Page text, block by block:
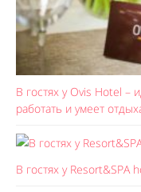
В гостях у Ovis Hotel –
работать и умеет
В гостях у Resort&SPA